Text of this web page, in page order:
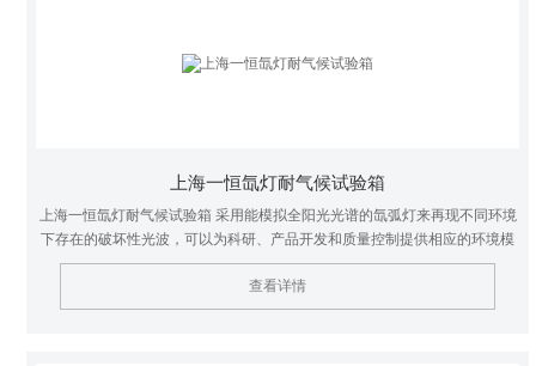
上海一恒氙灯耐气候试验箱
上海一恒氙灯耐气候试验箱 采用能模拟全阳光光谱的氙弧灯来再现不同环境
下存在的破坏性光波，可以为科研、产品开发和质量控制提供相应的环境模
拟和加速试验。
查看详情